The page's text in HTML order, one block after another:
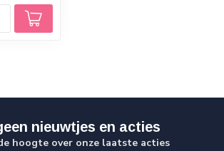
nieuwtjes en acties
hoogte over onze laatste acties